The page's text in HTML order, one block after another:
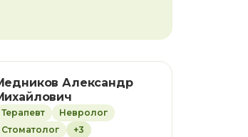
Александр
Терапевт
Невролог
Стоматолог
+3